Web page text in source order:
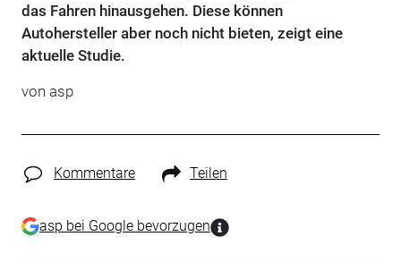
das Fahren hinausgehen. Diese können
Autohersteller aber noch nicht bieten, zeigt eine
aktuelle Studie.
von asp
Kommentare Teilen
asp bei Google bevorzugen